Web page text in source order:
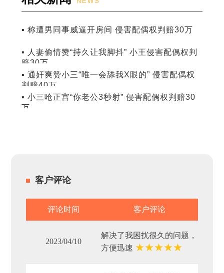
▪ 称遭男同事威逼开房间 侵害配偶权判赔30万
▪ 人妻偷情赞“持久让我脚抖” 小王侵害配偶权判
赔30万
▪ 通奸爽赞小三“唯一会舔我X眼的” 侵害配偶权
判赔40万
▪ 小三呛正宫“你老公3秒射” 侵害配偶权判赔30
万
客户评论
评论时间 客户评论
2023/04/10
解决了我困扰很久的问题，
方便迅速 ★★★★★